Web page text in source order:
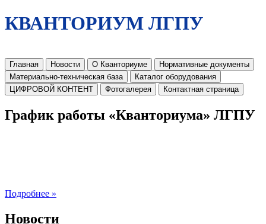
КВАНТОРИУМ ЛГПУ
Главная Новости О Кванториуме
Нормативные документы
Материально-техническая база
Каталог оборудования
ЦИФРОВОЙ КОНТЕНТ
Фотогалерея Контактная страница
График работы «Кванториума» ЛГПУ
Подробнее »
Новости